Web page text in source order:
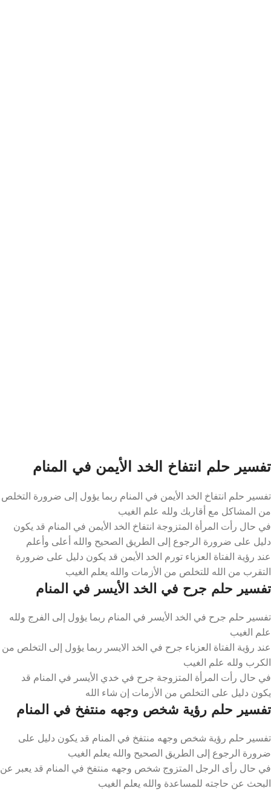
تفسير حلم انتفاخ الخد الأيمن في المنام
تفسير حلم انتفاخ الخد الأيمن في المنام ربما يؤول إلى ضرورة التخلص
من المشاكل مع أقاربك ولله علم الغيب
في حال رأت المرأة المتزوجة انتفاخ الخد الأيمن في المنام قد يكون
دليل على ضرورة الرجوع إلى الطريق الصحيح والله أعلى وأعلم
عند رؤية الفتاة العزباء تورم الخد الأيمن قد يكون دليل على ضرورة
التقرب من الله للتخلص من الأزمات والله يعلم الغيب
تفسير حلم جرح في الخد الأيسر في المنام
تفسير حلم جرح في الخد الأيسر في المنام ربما يؤول إلى الفرج ولله
علم الغيب
عند رؤية الفتاة العزباء جرح في الخد الايسر ربما يؤول إلى التخلص من
الكرب ولله علم الغيب
في حال رأت المرأة المتزوجة جرح في خدي الأيسر في المنام قد
يكون دليل على التخلص من الأزمات إن شاء الله
تفسير حلم رؤية شخص وجهه منتفخ في المنام
تفسير حلم رؤية شخص وجهه منتفخ في المنام قد يكون دليل على
ضرورة الرجوع إلى الطريق الصحيح والله يعلم الغيب
في حال رأى الرجل المتزوج شخص وجهه منتفخ في المنام قد يعبر عن
البحث عن حاجته للمساعدة والله يعلم الغيب